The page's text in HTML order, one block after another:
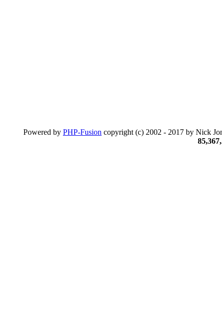
Powered by PHP-Fusion copyright (c) 2002 - 2017 by Nick